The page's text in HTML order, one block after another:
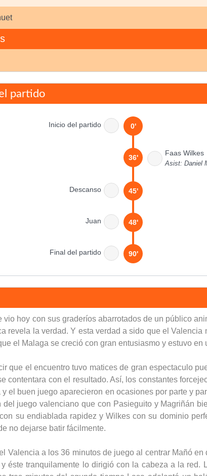
partido
Inicio del partido 0'
Faas Wilkes
Asist: Daniel
36'
Descanso 45'
Juan 48'
Final del partido 90'
vio hoy con sus graderíos abarrotados de un público
revela la verdad. Y esta verdad a sido que el
el Malaga se creció con gran entusiasmo y estuvo
que el encuentro tuvo matices de gran espectaculo
contentara con el resultado. Así, los constantes
el buen juego aparecieron en ocasiones por parte y
del juego valenciano que con Pasieguito y Magriñán
su endiablada rapidez y Wilkes con su dominio
no dejarse batir fácilmente.
Valencia a los 36 minutos de juego al centrar Mañó
éste tranquilamente lo dirigió con la cabeza a la